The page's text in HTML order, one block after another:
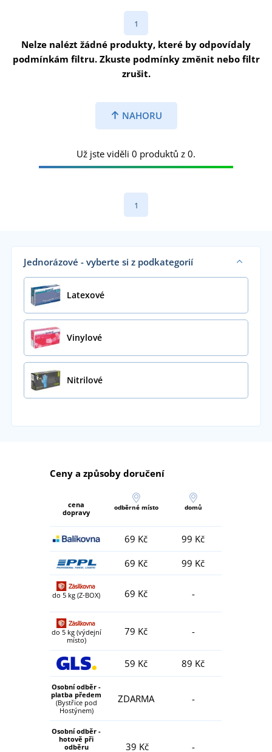
1
Nelze nalézt žádné produkty, které by odpovídaly
podmínkám filtru. Zkuste podmínky změnit nebo filtr
zrušit.
NAHORU
Už jste viděli 0 produktů z 0.
1
Jednorázové - vyberte si z podkategorií
Latexové
Vinylové
Nitrilové
Ceny a způsoby doručení
cena
dopravy
odběrné místo domů
69 Kč
99 Kč
69 Kč
99 Kč
do 5 kg (Z-BOX) 69 Kč -
do 5 kg (výdejní
místo)
79 Kč -
59 Kč 89 Kč
Osobní odběr -
platba předem
(Bystřice pod
Hostýnem)
ZDARMA -
Osobní odběr -
hotově při
odběru
39 Kč -